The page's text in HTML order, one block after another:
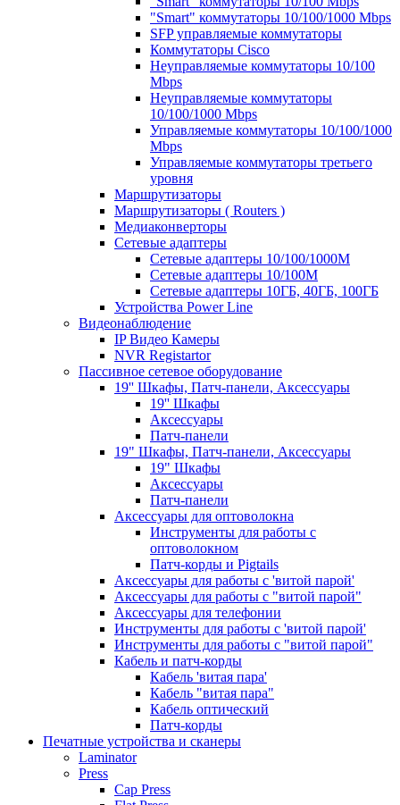
"Smart" коммутаторы 10/100/1000 Mbps
SFP управляемые коммутаторы
Коммутаторы Cisco
Неуправляемые коммутаторы 10/100
Mbps
Неуправляемые коммутаторы
10/100/1000 Mbps
Управляемые коммутаторы 10/100/1000
Mbps
Управляемые коммутаторы третьего
уровня
Маршрутизаторы
Маршрутизаторы ( Routers )
Медиаконверторы
Сетевые адаптеры
Сетевые адаптеры 10/100/1000М
Сетевые адаптеры 10/100M
Сетевые адаптеры 10ГБ, 40ГБ, 100ГБ
Устройства Power Line
Видеонаблюдение
IP Видео Камеры
NVR Registartor
Пассивное сетевое оборудование
19'' Шкафы, Патч-панели, Аксессуары
19'' Шкафы
Аксессуары
Патч-панели
19" Шкафы, Патч-панели, Аксессуары
19" Шкафы
Аксессуары
Патч-панели
Аксессуары для оптоволокна
Инструменты для работы с
оптоволокном
Патч-корды и Pigtails
Аксессуары для работы с 'витой парой'
Аксессуары для работы с "витой парой"
Аксессуары для телефонии
Инструменты для работы с 'витой парой'
Инструменты для работы с "витой парой"
Кабель и патч-корды
Кабель 'витая пара'
Кабель "витая пара"
Кабель оптический
Патч-корды
Печатные устройства и сканеры
Laminator
Press
Cap Press